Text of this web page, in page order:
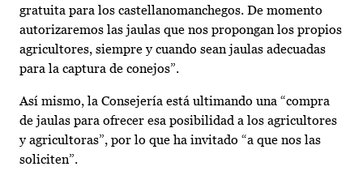
gratuita para los castellanomanchegos. De momento
autorizaremos las jaulas que nos propongan los propios
agricultores, siempre y cuando sean jaulas adecuadas
para la captura de conejos”.
Así mismo, la Consejería está ultimando una “compra
de jaulas para ofrecer esa posibilidad a los agricultores
y agricultoras”, por lo que ha invitado “a que nos las
soliciten”.